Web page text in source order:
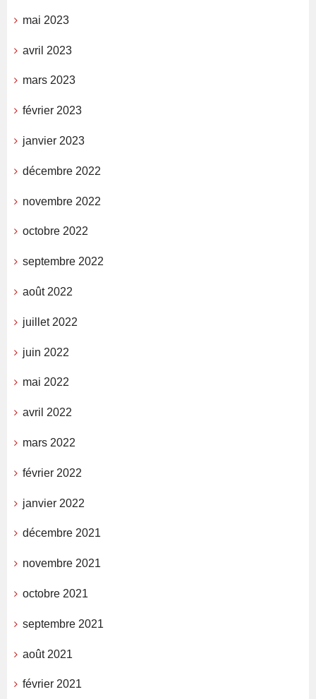
mai 2023
avril 2023
mars 2023
février 2023
janvier 2023
décembre 2022
novembre 2022
octobre 2022
septembre 2022
août 2022
juillet 2022
juin 2022
mai 2022
avril 2022
mars 2022
février 2022
janvier 2022
décembre 2021
novembre 2021
octobre 2021
septembre 2021
août 2021
février 2021